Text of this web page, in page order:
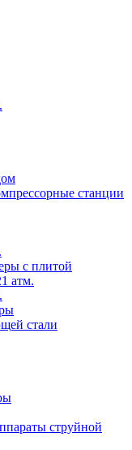
станции
с плитой
атм.
стали
струйной